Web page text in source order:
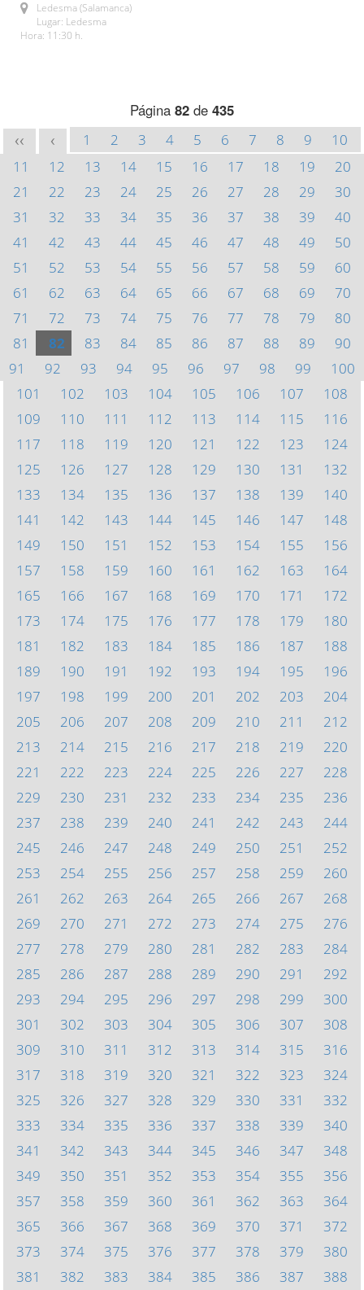
Ledesma (Salamanca)
Lugar: Ledesma
Hora: 11:30 h.
Página 82 de 435
<< < 1 2 3 4 5 6 7 8 9
10
11
12 13 14 15 16 17 18 19
20
21
22 23 24 25 26 27 28 29
30
31
32 33 34 35 36 37 38 39
40
41
42 43 44 45 46 47 48 49
50
51
52 53 54 55 56 57 58 59
60
61
62 63 64 65 66 67 68 69
70
71
72 73 74 75 76 77 78 79
80
81
82 83 84 85 86 87 88 89
90
91
92 93 94 95 96 97 98 99
100
101
102 103 104 105 106 107
108
109
110 111 112 113 114 115
116
117
118 119 120 121 122 123
124
125
126 127 128 129 130 131
132
133
134 135 136 137 138 139
140
141
142 143 144 145 146 147
148
149
150 151 152 153 154 155
156
157
158 159 160 161 162 163
164
165
166 167 168 169 170 171
172
173
174 175 176 177 178 179
180
181
182 183 184 185 186 187
188
189
190 191 192 193 194 195
196
197
198 199 200 201 202 203
204
205
206 207 208 209 210 211
212
213
214 215 216 217 218 219
220
221
222 223 224 225 226 227
228
229
230 231 232 233 234 235
236
237
238 239 240 241 242 243
244
245
246 247 248 249 250 251
252
253
254 255 256 257 258 259
260
261
262 263 264 265 266 267
268
269
270 271 272 273 274 275
276
277
278 279 280 281 282 283
284
285
286 287 288 289 290 291
292
293
294 295 296 297 298 299
300
301
302 303 304 305 306 307
308
309
310 311 312 313 314 315
316
317
318 319 320 321 322 323
324
325
326 327 328 329 330 331
332
333
334 335 336 337 338 339
340
341
342 343 344 345 346 347
348
349
350 351 352 353 354 355
356
357
358 359 360 361 362 363
364
365
366 367 368 369 370 371
372
373
374 375 376 377 378 379
380
381
382 383 384 385 386 387 388